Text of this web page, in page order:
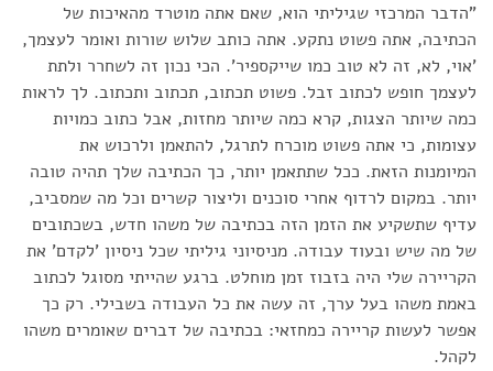
"הדבר המרכזי שגיליתי הוא, שאם אתה מוטרד מהאיכות של
הכתיבה, אתה פשוט נתקע. אתה כותב שלוש שורות ואומר לעצמך,
'אוי, לא, זה לא טוב כמו שייקספיר'. הכי נכון זה לשחרר ולתת
לעצמך חופש לכתוב זבל. פשוט תכתוב, תכתוב ותכתוב. לך לראות
כמה שיותר הצגות, קרא כמה שיותר מחזות, אבל כתוב כמויות
עצומות, כי אתה פשוט מוכרח לתרגל, להתאמן ולרכוש את
המיומנות הזאת. ככל שתתאמן יותר, כך הכתיבה שלך תהיה טובה
יותר. במקום לרדוף אחרי סוכנים וליצור קשרים וכל מה שמסביב,
עדיף שתשקיע את הזמן הזה בכתיבה של משהו חדש, בשכתובים
של מה שיש ובעוד עבודה. מניסיוני גיליתי שכל ניסיון 'לקדם' את
הקריירה שלי היה בזבוז זמן מוחלט. ברגע שהייתי מסוגל לכתוב
באמת משהו בעל ערך, זה עשה את כל העבודה בשבילי. רק כך
אפשר לעשות קריירה כמחזאי: בכתיבה של דברים שאומרים משהו
לקהל.